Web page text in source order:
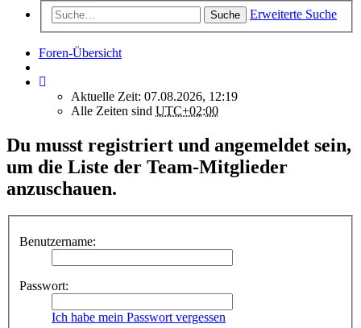
Suche Erweiterte Suche
Foren-Übersicht
Aktuelle Zeit: 07.08.2026, 12:19
Alle Zeiten sind UTC+02:00
Du musst registriert und angemeldet sein,
um die Liste der Team-Mitglieder
anzuschauen.
Benutzername:
Passwort:
Ich habe mein Passwort vergessen